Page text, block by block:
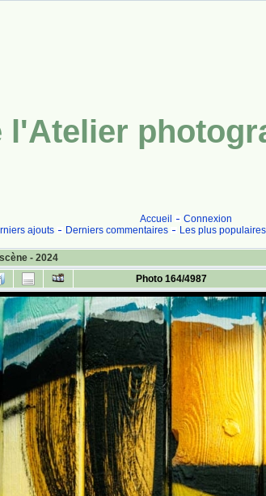
l'Atelier
Accueil
Connexion
ajouts Derniers commentaires Les plus populaires
- 2024
Photo 164/4987